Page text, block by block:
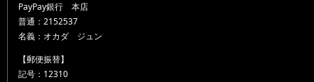
PayPay銀行 本店
普通：2152537
名義：オカダ ジュン
【郵便振替】
記号：12310